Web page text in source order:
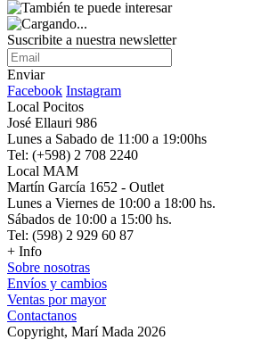
Suscribite a nuestra newsletter
Enviar
Facebook Instagram
Local Pocitos
José Ellauri 986
Lunes a Sabado de 11:00 a 19:00hs
Tel: (+598) 2 708 2240
Local MAM
Martín García 1652 - Outlet
Lunes a Viernes de 10:00 a 18:00 hs.
Sábados de 10:00 a 15:00 hs.
Tel: (598) 2 929 60 87
+ Info
Sobre nosotras
Envíos y cambios
Ventas por mayor
Contactanos
Copyright, Marí Mada 2026